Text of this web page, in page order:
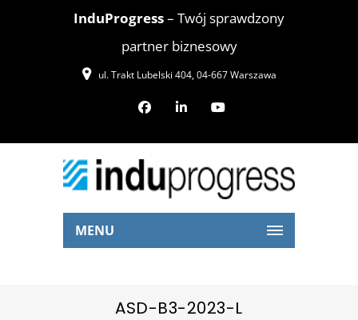
InduProgress– Twój sprawdzony
partner biznesowy
ul. Trakt Lubelski 404, 04-667 Warszawa
MENU
ASD-B3-2023-L